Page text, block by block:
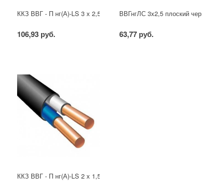
ККЗ ВВГ - П нг(А)-LS 3 х 2,5 ГОСТ
106,93 руб.
ВВГнгЛС 3x2,5 плоский черный
63,77 руб.
ККЗ ВВГ - П нг(А)-LS 2 х 1,5 ГОСТ